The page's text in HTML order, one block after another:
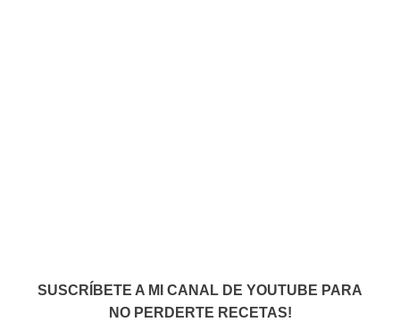
SUSCRÍBETE A MI CANAL DE YOUTUBE PARA
NO PERDERTE RECETAS!